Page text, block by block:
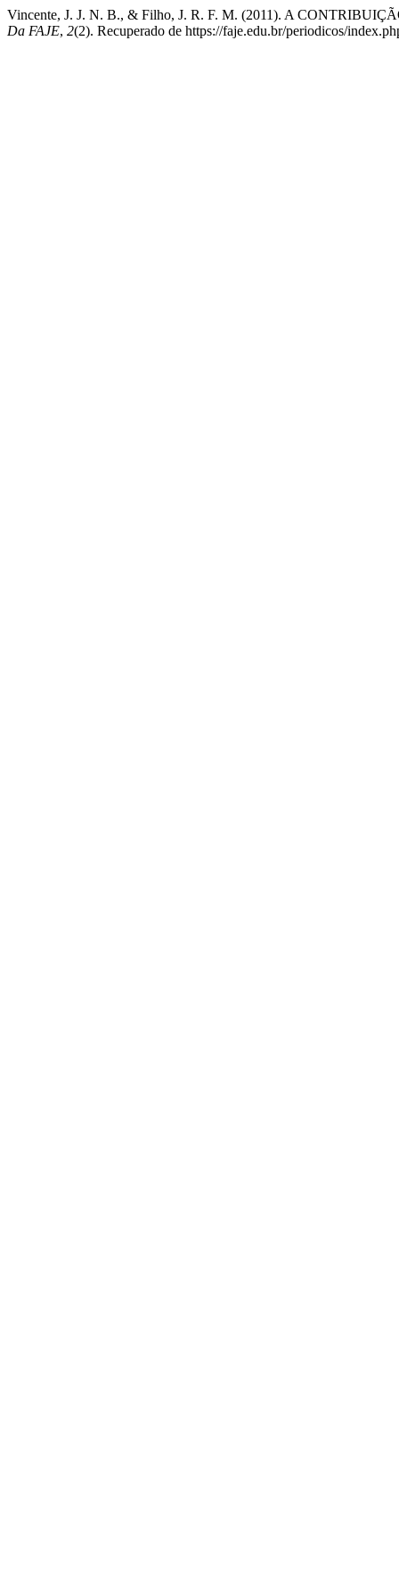
Vincente, J. J. N. B., & Filho, J. R. F. M. (2011). A
Da FAJE, 2(2). Recuperado de https://faje.edu.br/periodicos/